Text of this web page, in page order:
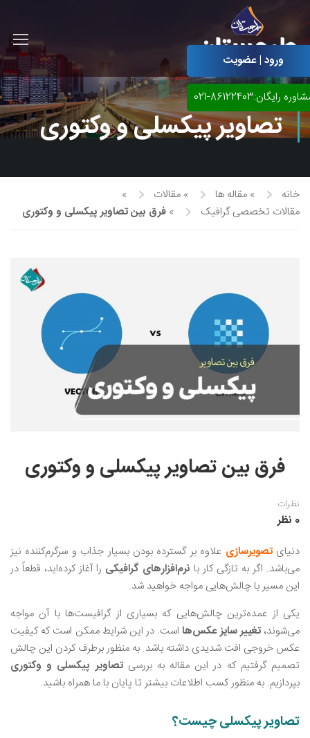
آموزش مجازی گرافیک
آموزش مجازی طراحی داخلی
نقاشی پاستل
نقاشی رنگ روغن
نقاشی آبرنگ
نقاشی کودک و نوجوان
طراحی سیاه قلم
نقاشی مینیاتور(نگارگری)
خوشنویسی نستعلیق
خوشنویسی با خودکار
خط نقاشی
ورود | عضویت
رایگان:86122403-021
تصاویر پیکسلی و وکتوری
خانه » مقاله ها » مقالات
»
مقالات تخصصی گرافیک
» فرق بین تصاویر پیکسلی و وکتوری
فرق بین تصاویر پیکسلی و وکتوری
نظرات
0 نظر
دنیایتصویرسازی علاوه بر گسترده بودن بسیار جذاب و سرگرم‌کننده نیز
می‌باشد. اگر به تازگی کار با نرم‌افزارهای گرافیکی را آغاز کرده‌اید، قطعاً در
این مسیر با چالش‌هایی مواجه خواهید شد.
یکی از عمده‌ترین چالش‌هایی که بسیاری از گرافیست‌ها با آن مواجه
می‌شوند،تغییر سایز عکس‌ها است. در این شرایط ممکن است که کیفیت
عکس خروجی افت شدیدی داشته باشد. به منظور برطرف کردن این چالش
تصمیم گرفتیم که در این مقاله به بررسیتصاویر پیکسلی و وکتوری
بپردازیم. به منظور کسب اطلاعات بیشتر تا پایان با ما همراه باشید.
تصاویر پیکسلی چیست؟